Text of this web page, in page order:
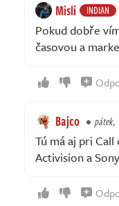
Misli INDIAN
Pokud dobře
časovou a
Bajco pátek,
Tú má aj pri
Activision a